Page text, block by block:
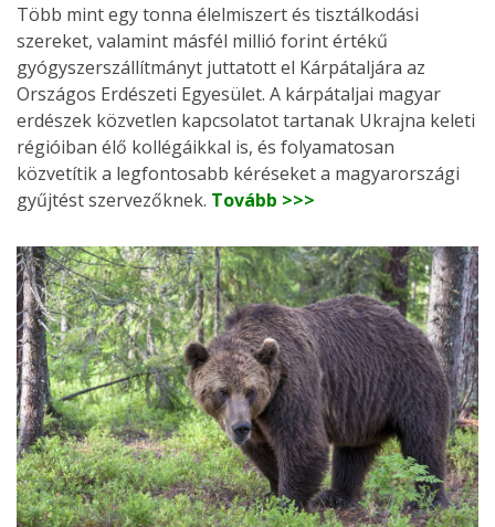
Több mint egy tonna élelmiszert és tisztálkodási
szereket, valamint másfél millió forint értékű
gyógyszerszállítmányt juttatott el Kárpátaljára az
Országos Erdészeti Egyesület. A kárpátaljai magyar
erdészek közvetlen kapcsolatot tartanak Ukrajna keleti
régióiban élő kollégáikkal is, és folyamatosan
közvetítik a legfontosabb kéréseket a magyarországi
gyűjtést szervezőknek. Tovább >>>